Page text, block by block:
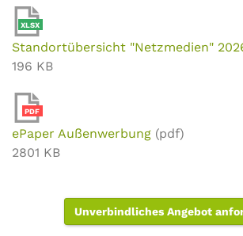
XLSX
Standortübersicht "Netzmedien"
196 KB
PDF
ePaper Außenwerbung (pdf)
2801 KB
Unverbindliches Angebot